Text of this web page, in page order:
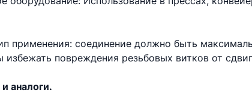
применения: соединение должно быть
избежать повреждения резьбовых витков от
аналоги.